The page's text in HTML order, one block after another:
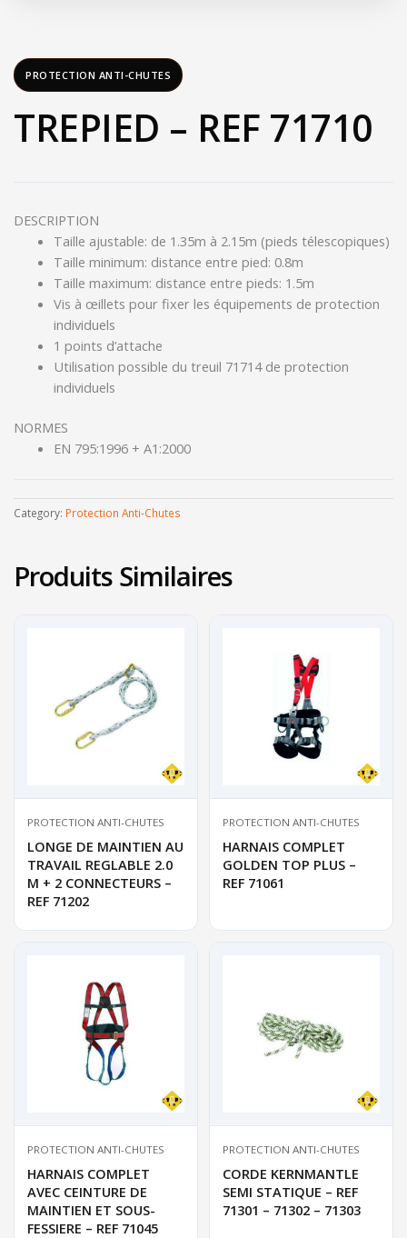
PROTECTION ANTI-CHUTES
TREPIED – REF 71710
DESCRIPTION
Taille ajustable: de 1.35m à 2.15m (pieds télescopiques)
Taille minimum: distance entre pied: 0.8m
Taille maximum: distance entre pieds: 1.5m
Vis à œillets pour fixer les équipements de protection
individuels
1 points d’attache
Utilisation possible du treuil 71714 de protection
individuels
NORMES
EN 795:1996 + A1:2000
Category: Protection Anti-Chutes
Produits Similaires
PROTECTION ANTI-CHUTES
LONGE DE MAINTIEN AU
TRAVAIL REGLABLE 2.0
M + 2 CONNECTEURS –
REF 71202
PROTECTION ANTI-CHUTES
HARNAIS COMPLET
GOLDEN TOP PLUS –
REF 71061
PROTECTION ANTI-CHUTES
HARNAIS COMPLET
AVEC CEINTURE DE
MAINTIEN ET SOUS-
FESSIERE – REF 71045
PROTECTION ANTI-CHUTES
CORDE KERNMANTLE
SEMI STATIQUE – REF
71301 – 71302 – 71303